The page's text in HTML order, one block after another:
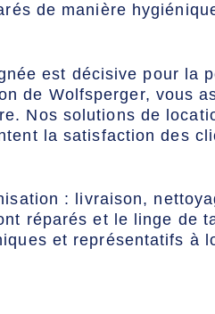
de manière
est décisive pour la
de Wolfsperger, vous
Nos solutions de
la satisfaction des
: livraison,
réparés et le linge de
et représentatifs à